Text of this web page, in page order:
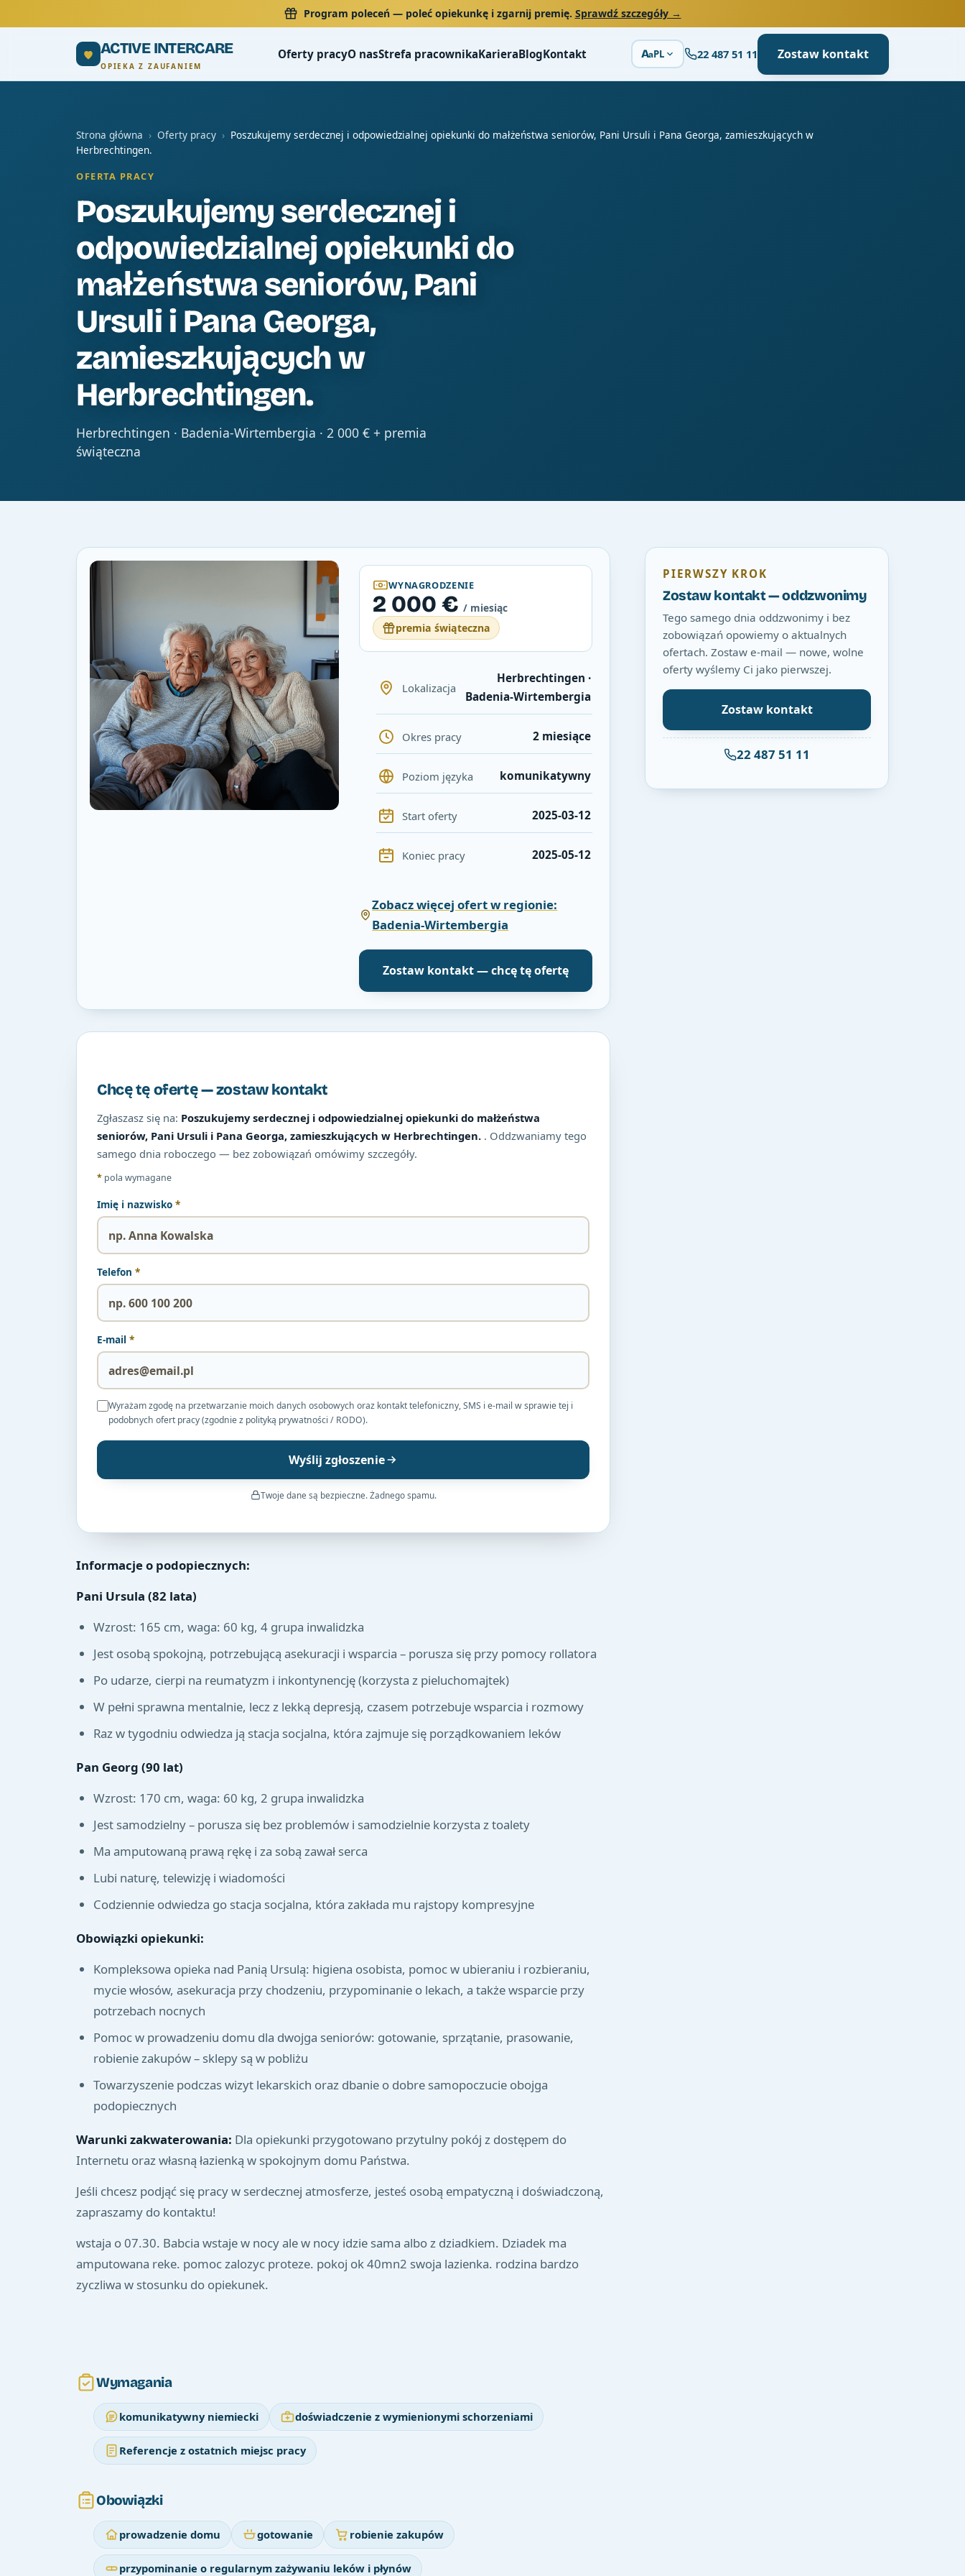
Program poleceń— poleć opiekunkę i zgarnij premię. Sprawdź szczegóły →
ACTIVE INTERCARE
OPIEKA Z ZAUFANIEM
Oferty pracyO nasStrefa pracownikaKarieraBlogKontakt AaPL 22 487 51 11 Zostaw kontakt
Strona główna › Oferty pracy › Poszukujemy serdecznej i odpowiedzialnej opiekunki do małżeństwa seniorów, Pani Ursuli i Pana Georga, zamieszkujących w
Herbrechtingen.
OFERTA PRACY
Poszukujemy serdecznej i
odpowiedzialnej opiekunki do
małżeństwa seniorów, Pani
Ursuli i Pana Georga,
zamieszkujących w
Herbrechtingen.
Herbrechtingen · Badenia-Wirtembergia · 2 000 € + premia
świąteczna
WYNAGRODZENIE
2 000 €/ miesiąc
premia świąteczna
Lokalizacja
Herbrechtingen ·
Badenia-Wirtembergia
Okres pracy 2 miesiące
Poziom języka komunikatywny
Start oferty 2025-03-12
Koniec pracy 2025-05-12
Zobacz więcej ofert w regionie:
Badenia-Wirtembergia
Zostaw kontakt — chcę tę ofertę
Chcę tę ofertę — zostaw kontakt
Zgłaszasz się na: Poszukujemy serdecznej i odpowiedzialnej opiekunki do małżeństwa
seniorów, Pani Ursuli i Pana Georga, zamieszkujących w Herbrechtingen. . Oddzwaniamy tego
samego dnia roboczego — bez zobowiązań omówimy szczegóły.
* pola wymagane
Imię i nazwisko *
Telefon *
E-mail *
Wyrażam zgodę na przetwarzanie moich danych osobowych oraz kontakt telefoniczny, SMS i e-mail w sprawie tej i
podobnych ofert pracy (zgodnie z polityką prywatności / RODO).
Wyślij zgłoszenie
Twoje dane są bezpieczne. Żadnego spamu.
Informacje o podopiecznych:
Pani Ursula (82 lata)
Wzrost: 165 cm, waga: 60 kg, 4 grupa inwalidzka
Jest osobą spokojną, potrzebującą asekuracji i wsparcia – porusza się przy pomocy rollatora
Po udarze, cierpi na reumatyzm i inkontynencję (korzysta z pieluchomajtek)
W pełni sprawna mentalnie, lecz z lekką depresją, czasem potrzebuje wsparcia i rozmowy
Raz w tygodniu odwiedza ją stacja socjalna, która zajmuje się porządkowaniem leków
Pan Georg (90 lat)
Wzrost: 170 cm, waga: 60 kg, 2 grupa inwalidzka
Jest samodzielny – porusza się bez problemów i samodzielnie korzysta z toalety
Ma amputowaną prawą rękę i za sobą zawał serca
Lubi naturę, telewizję i wiadomości
Codziennie odwiedza go stacja socjalna, która zakłada mu rajstopy kompresyjne
Obowiązki opiekunki:
Kompleksowa opieka nad Panią Ursulą: higiena osobista, pomoc w ubieraniu i rozbieraniu,
mycie włosów, asekuracja przy chodzeniu, przypominanie o lekach, a także wsparcie przy
potrzebach nocnych
Pomoc w prowadzeniu domu dla dwojga seniorów: gotowanie, sprzątanie, prasowanie,
robienie zakupów – sklepy są w pobliżu
Towarzyszenie podczas wizyt lekarskich oraz dbanie o dobre samopoczucie obojga
podopiecznych
Warunki zakwaterowania: Dla opiekunki przygotowano przytulny pokój z dostępem do
Internetu oraz własną łazienką w spokojnym domu Państwa.
Jeśli chcesz podjąć się pracy w serdecznej atmosferze, jesteś osobą empatyczną i doświadczoną,
zapraszamy do kontaktu!
wstaja o 07.30. Babcia wstaje w nocy ale w nocy idzie sama albo z dziadkiem. Dziadek ma
amputowana reke. pomoc zalozyc proteze. pokoj ok 40mn2 swoja lazienka. rodzina bardzo
zyczliwa w stosunku do opiekunek.
Wymagania
komunikatywny niemiecki doświadczenie z wymienionymi schorzeniami
Referencje z ostatnich miejsc pracy
Obowiązki
prowadzenie domu gotowanie robienie zakupów
przypominanie o regularnym zażywaniu leków i płynów
PIERWSZY KROK
Zostaw kontakt — oddzwonimy
Tego samego dnia oddzwonimy i bez
zobowiązań opowiemy o aktualnych
ofertach. Zostaw e-mail — nowe, wolne
oferty wyślemy Ci jako pierwszej.
Zostaw kontakt
22 487 51 11